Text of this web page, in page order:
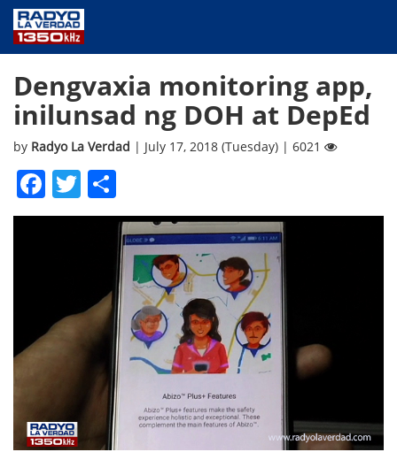
PUBLIC SERVICE
ANNOUNCEMENTS
PROGRAMS
ABOUT
CONTACT US
Dengvaxia monitoring app,
inilunsad ng DOH at DepEd
by Radyo La Verdad | July 17, 2018 (Tuesday) | 6021
Facebook
Twitter